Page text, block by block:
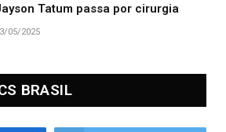
Tatum passa por cirurgia
05/2025
BRASIL